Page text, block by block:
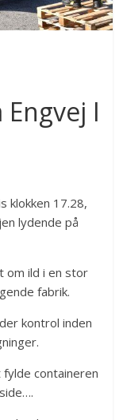
I
klokken 17.28,
lydende på
om ild i en stor
fabrik.
kontrol inden
containeren